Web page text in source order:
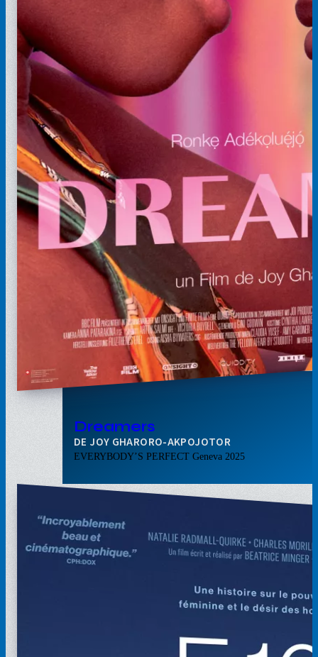
Dreamers
JOY GHARORO-AKPOJOTOR
EVERYBODY’S PERFECT Geneva 2025